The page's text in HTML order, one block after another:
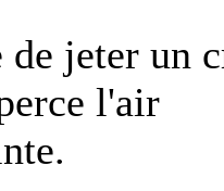
de jeter un
l'air